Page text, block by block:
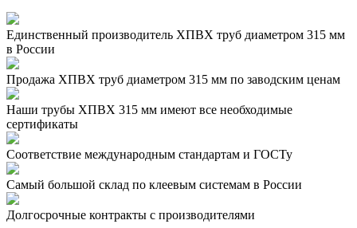
Единственный производитель ХПВХ труб диаметром 315 мм
в России
Продажа ХПВХ труб диаметром 315 мм по заводским ценам
Наши трубы ХПВХ 315 мм имеют все необходимые
сертификаты
Соответствие международным стандартам и ГОСТу
Самый большой склад по клеевым системам в России
Долгосрочные контракты с производителями